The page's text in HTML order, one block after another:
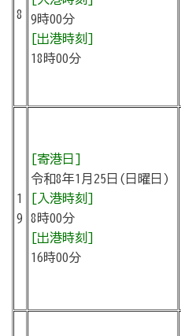
8
9時00分
[出港時刻]
18時00分
1
9
[寄港日]
令和8年1月25日(日曜日)
[入港時刻]
8時00分
[出港時刻]
16時00分